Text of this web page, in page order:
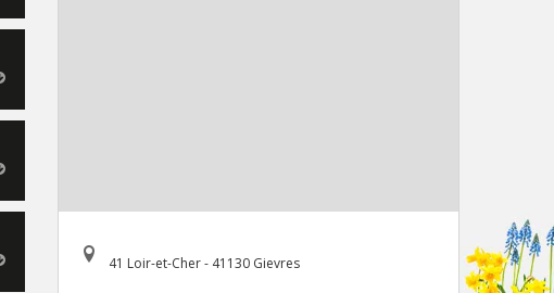
41 Loir-et-Cher - 41130 Gievres